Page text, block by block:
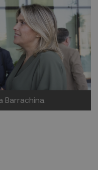
Barrachina.